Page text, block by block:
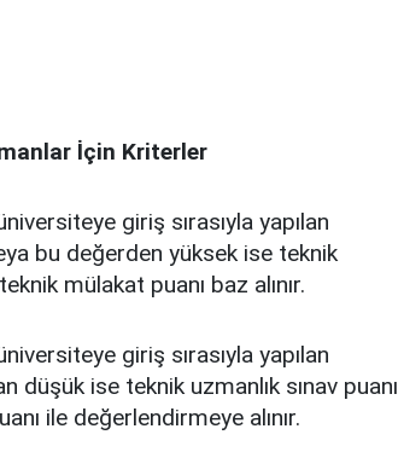
İçin Kriterler
giriş sırasıyla yapılan
bu değerden yüksek ise teknik
mülakat puanı baz alınır.
giriş sırasıyla yapılan
düşük ise teknik uzmanlık sınav puanı
ile değerlendirmeye alınır.